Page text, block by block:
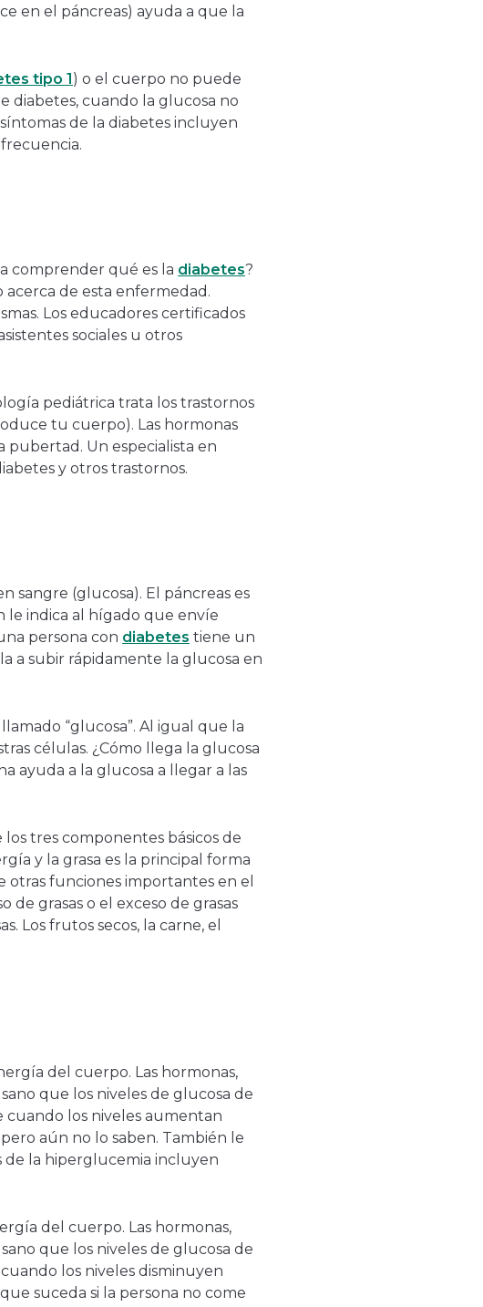
en el páncreas) ayuda a que la
tipo 1 ) o el cuerpo no puede
diabetes, cuando la glucosa no
de la diabetes incluyen
comprender qué es la diabetes?
de esta enfermedad.
Los educadores certificados
sociales u otros
pediátrica trata los trastornos
tu cuerpo). Las hormonas
pubertad. Un especialista en
y otros trastornos.
sangre (glucosa). El páncreas es
le indica al hígado que envíe
persona con diabetes tiene un
a subir rápidamente la glucosa en
“glucosa”. Al igual que la
células. ¿Cómo llega la glucosa
ayuda a la glucosa a llegar a las
tres componentes básicos de
y la grasa es la principal forma
funciones importantes en el
de grasas o el exceso de grasas
Los frutos secos, la carne, el
del cuerpo. Las hormonas,
que los niveles de glucosa de
cuando los niveles aumentan
pero aún no lo saben. También le
de la hiperglucemia incluyen
del cuerpo. Las hormonas,
que los niveles de glucosa de
los niveles disminuyen
suceda si la persona no come